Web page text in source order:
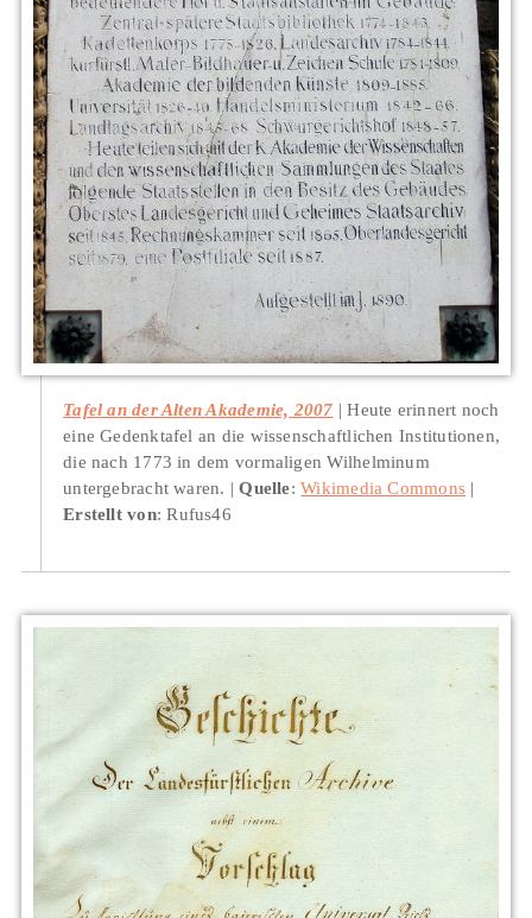
Tafel an der Alten Akademie, 2007
Heute erinnert noch
eine Gedenktafel an die wissenschaftlichen Institutionen,
die nach 1773 in dem vormaligen Wilhelminum
untergebracht waren.
Quelle:Wikimedia Commons
Erstellt von: Rufus46